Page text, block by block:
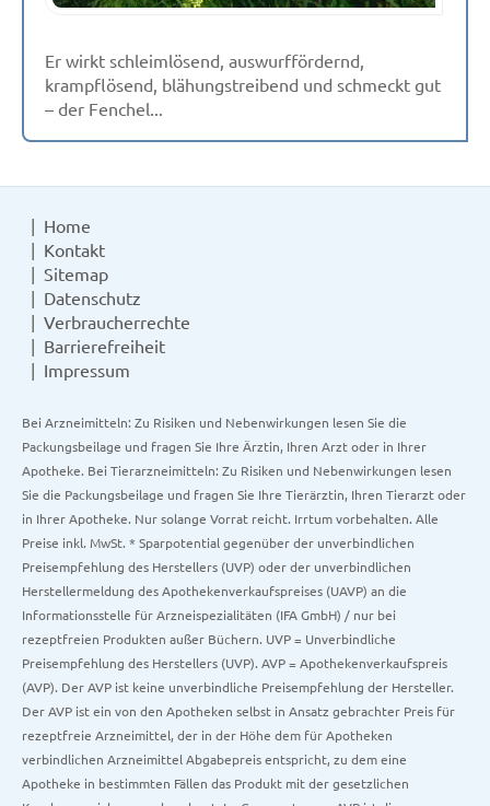
Er wirkt schleimlösend, auswurffördernd,
krampflösend, blähungstreibend und schmeckt gut
– der Fenchel...
Home
Kontakt
Sitemap
Datenschutz
Verbraucherrechte
Barrierefreiheit
Impressum
Bei Arzneimitteln: Zu Risiken und Nebenwirkungen lesen Sie die
Packungsbeilage und fragen Sie Ihre Ärztin, Ihren Arzt oder in Ihrer
Apotheke. Bei Tierarzneimitteln: Zu Risiken und Nebenwirkungen lesen
Sie die Packungsbeilage und fragen Sie Ihre Tierärztin, Ihren Tierarzt oder
in Ihrer Apotheke. Nur solange Vorrat reicht. Irrtum vorbehalten. Alle
Preise inkl. MwSt. * Sparpotential gegenüber der unverbindlichen
Preisempfehlung des Herstellers (UVP) oder der unverbindlichen
Herstellermeldung des Apothekenverkaufspreises (UAVP) an die
Informationsstelle für Arzneispezialitäten (IFA GmbH) / nur bei
rezeptfreien Produkten außer Büchern. UVP = Unverbindliche
Preisempfehlung des Herstellers (UVP). AVP = Apothekenverkaufspreis
(AVP). Der AVP ist keine unverbindliche Preisempfehlung der Hersteller.
Der AVP ist ein von den Apotheken selbst in Ansatz gebrachter Preis für
rezeptfreie Arzneimittel, der in der Höhe dem für Apotheken
verbindlichen Arzneimittel Abgabepreis entspricht, zu dem eine
Apotheke in bestimmten Fällen das Produkt mit der gesetzlichen